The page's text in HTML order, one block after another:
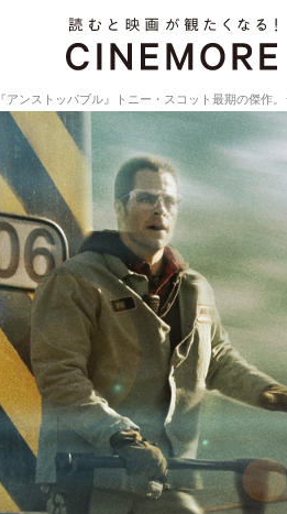
『アンストッパブル』トニー・スコット最期の傑作